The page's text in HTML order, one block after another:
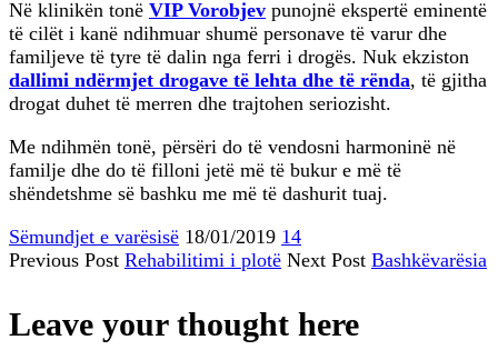
Në klinikën tonë VIP Vorobjev punojnë ekspertë eminentë
të cilët i kanë ndihmuar shumë personave të varur dhe
familjeve të tyre të dalin nga ferri i drogës. Nuk ekziston
dallimi ndërmjet drogave të lehta dhe të rënda, të gjitha
drogat duhet të merren dhe trajtohen seriozisht.
Me ndihmën tonë, përsëri do të vendosni harmoninë në
familje dhe do të filloni jetë më të bukur e më të
shëndetshme së bashku me më të dashurit tuaj.
Sëmundjet e varësisë 18/01/2019 14
Previous Post Rehabilitimi i plotë Next Post Bashkëvarësia
Leave your thought here